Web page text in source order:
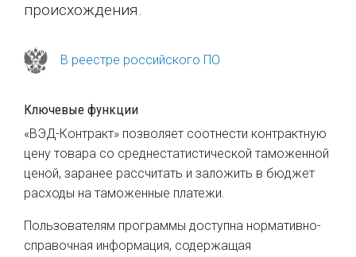
происхождения.
В реестре российского ПО
Ключевые функции
«ВЭД-Контракт» позволяет соотнести контрактную
цену товара со среднестатистической таможенной
ценой, заранее рассчитать и заложить в бюджет
расходы на таможенные платежи.
Пользователям программы доступна нормативно-
справочная информация, содержащая